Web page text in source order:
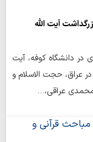
آیت الله
در دانشگاه کوفه، آیت
عراق، حجت الاسلام و
عراقی،…